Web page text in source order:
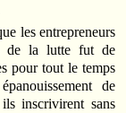
les entrepreneurs
de la lutte fut de
pour tout le temps
de
inscrivirent sans